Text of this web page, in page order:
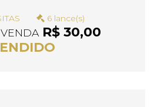
6 lance(s)
R$ 30,00